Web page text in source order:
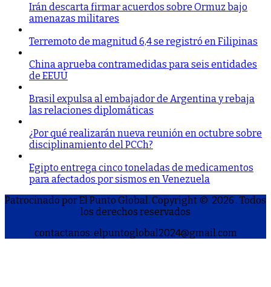
Irán descarta firmar acuerdos sobre Ormuz bajo
amenazas militares
Terremoto de magnitud 6,4 se registró en Filipinas
China aprueba contramedidas para seis entidades
de EEUU
Brasil expulsa al embajador de Argentina y rebaja
las relaciones diplomáticas
¿Por qué realizarán nueva reunión en octubre sobre
disciplinamiento del PCCh?
Egipto entrega cinco toneladas de medicamentos
para afectados por sismos en Venezuela
Patrocinado por El Punto Global. Copyright © 2026 . Todos
los derechos reservados
contactanos: elpuntoglobal2024@gmail.com